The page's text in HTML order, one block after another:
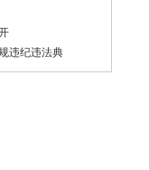
违纪违法典